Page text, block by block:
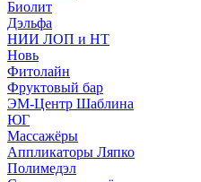
Биолит
Дэльфа
НИИ ЛОП и НТ
Новь
Фитолайн
Фруктовый бар
ЭМ-Центр Шаблина
ЮГ
Массажёры
Аппликаторы Ляпко
Полимедэл